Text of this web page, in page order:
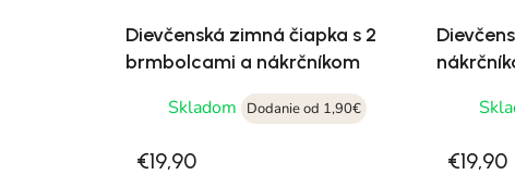
Dievčenská zimná čiapka s 2
brmbolcami a nákrčníkom
Skladom Dodanie od 1,90€
€19,90 €19,90